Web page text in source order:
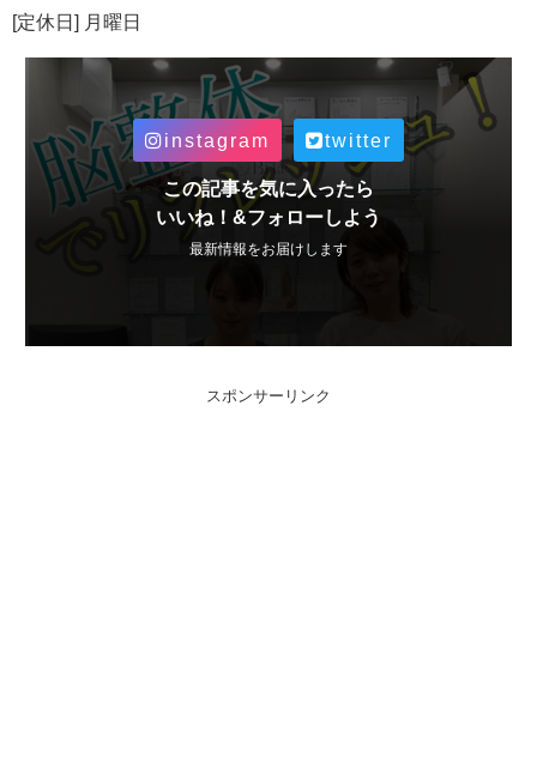
[定休日] 月曜日
instagram twitter
この記事を気に入ったら
いいね！&フォローしよう
最新情報をお届けします
スポンサーリンク